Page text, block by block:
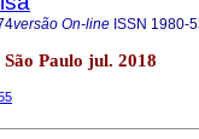
versão On-line ISSN 1980-
Paulo jul. 2018